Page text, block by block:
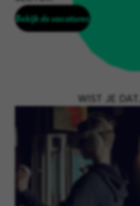
Bekijk de vacatures
WIST JE DAT....